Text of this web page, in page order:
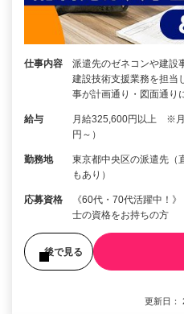
仕事内容
派遣先のゼネコンや建設
建設技術支援業務を担当
事が計画通り・図面通り
給与
月給325,600円以上 ※月
円～）
勤務地
東京都中央区の派遣先（
もあり）
応募資格
《60代・70代活躍中！
士の資格をお持ちの方
後で見る
更新日：